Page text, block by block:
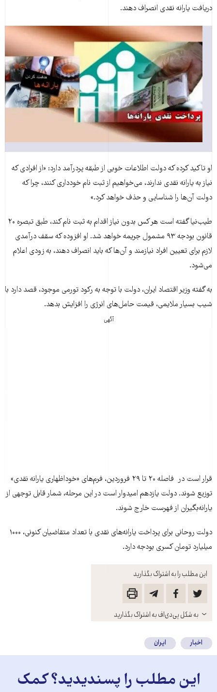
این مطلب را به اشتراک بگذارید
باز
کنید
به شکل پی‌دی‌اف به اشتراک بگذارید
دریافت یارانه نقدی انصراف دهند.
او تاکید کرده که دولت اطلاعات خوبی از طبقه پردرآمد دارد: «از افرادی که
نیاز به یارانه نقدی ندارند، می‌خواهیم از ثبت نام خودداری کنند، چرا که
دولت آن‌ها را شناسایی و حذف خواهد کرد.»
طیب‌نیا گفته است هر کس بدون نیاز اقدام به ثبت نام کند، طبق تبصره ۲۰
قانون بودجه ۹۳ مشمول جریمه خواهد شد. او افزوده که سقف درآمدی
لازم برای تعیین افراد نیازمند و آن‌ها که باید انصراف دهند، به زودی اعلام
می‌شود.
به گفته وزیر اقتصاد ایران، دولت با توجه به رکود تورمی موجود، قصد دارد با
شیب بسیار ملایمی، قیمت حامل‌های انرژی را افزایش بدهد.
آگهی
قرار است در فاصله ۲۰ تا ۲۹ فروردین، فرم‌های «خوداظهاری یارانه نقدی»
توزیع شوند. دولت یازدهم امیدوار است در این مرحله، شمار قابل توجهی از
یارانه‌بگیران از فهرست خارج شوند.
دولت روحانی برای پرداخت یارانه‌های نقدی با تعداد متقاضیان کنونی، ۱۰۰۰
میلیارد تومان کسری بودجه دارد.
اخبار ایران
این مطلب را پسندیدید؟ کمک